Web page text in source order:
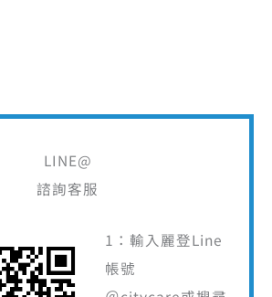
LINE@
諮詢客服
1：輸入麗登Line
帳號